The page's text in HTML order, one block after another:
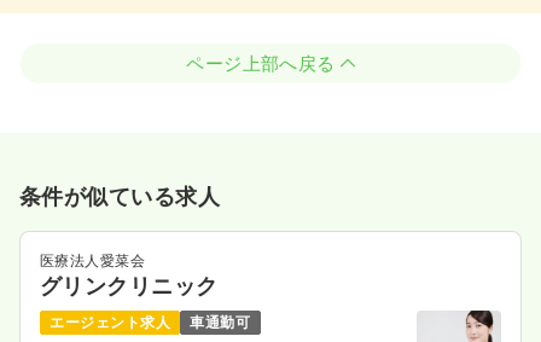
ページ上部へ戻る
条件が似ている求人
医療法人愛菜会
グリンクリニック
エージェント求人
車通勤可